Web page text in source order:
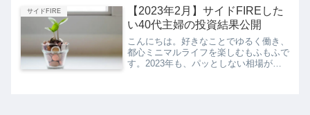
番組もわざわざ録画して観ているのです
が、皆さんはご存知...
サイドFIRE
【2023年2月】サイドFIREした
い40代主婦の投資結果公開
こんにちは。好きなことでゆるく働き、
都心ミニマルライフを楽しむもふもふで
す。2023年も、パッとしない相場が続